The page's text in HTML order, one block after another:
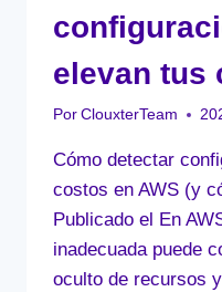
elevan tus
Por ClouxterTeam
Cómo detectar
costos en AWS (y
Publicado el En
inadecuada puede
oculto de recursos